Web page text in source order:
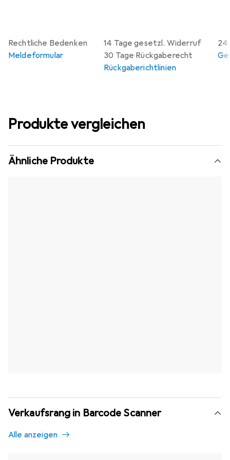
14 Tage gesetzl. Widerruf
30 Tage Rückgaberecht
Rückgaberichtlinien
24
Rechtliche Bedenken
Meldeformular
Produkte vergleichen
Ähnliche Produkte
Verkaufsrang in Barcode Scanner
Alle anzeigen